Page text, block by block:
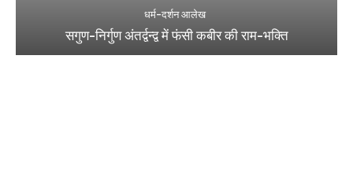
धर्म-दर्शन आलेख
सगुण-निर्गुण अंतर्द्वन्द्व में फंसी कबीर की राम-भक्ति